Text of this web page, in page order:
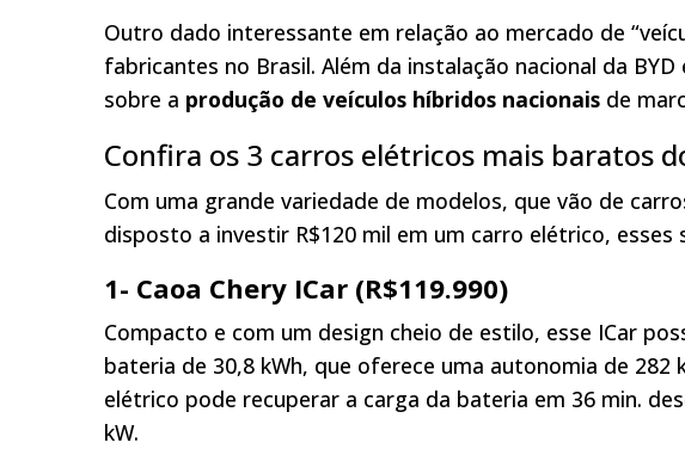
Outro dado interessante em relação ao mercado de
fabricantes no Brasil. Além da instalação nacional da
sobre a produção de veículos híbridos nacionais de
Confira os 3 carros elétricos mais baratos
Com uma grande variedade de modelos, que vão de
disposto a investir R$120 mil em um carro elétrico, esses
1- Caoa Chery ICar (R$119.990)
Compacto e com um design cheio de estilo, esse ICar
bateria de 30,8 kWh, que oferece uma autonomia de
elétrico pode recuperar a carga da bateria em 36 min.
kW.